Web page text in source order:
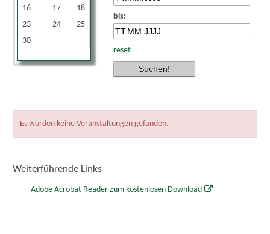
16
17 18 20 21
22
23
24 25 27 28
29
30
bis:
reset
Es wurden keine Veranstaltungen gefunden.
Weiterführende Links
Adobe Acrobat Reader zum kostenlosen Download